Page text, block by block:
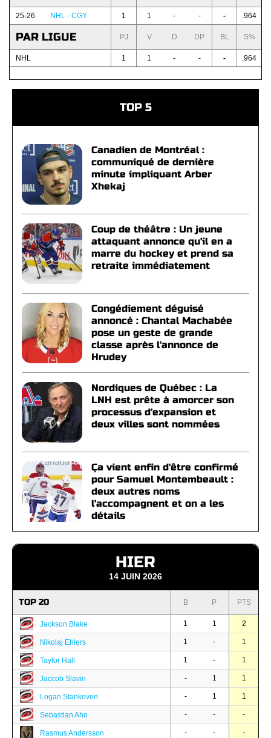
25-26 NHL - CGY 1 1 - - - .964
PAR LIGUE PJ V D DP BL S%
NHL 1 1 - - - .964
TOP 5
Canadien de Montréal :
communiqué de dernière
minute impliquant Arber
Xhekaj
Coup de théâtre : Un jeune
attaquant annonce qu'il en a
marre du hockey et prend sa
retraite immédiatement
Congédiement déguisé
annoncé : Chantal Machabée
pose un geste de grande
classe après l'annonce de
Hrudey
Nordiques de Québec : La
LNH est prête à amorcer son
processus d'expansion et
deux villes sont nommées
Ça vient enfin d'être confirmé
pour Samuel Montembeault :
deux autres noms
l'accompagnent et on a les
détails
HIER
14 JUIN 2026
TOP 20 B P PTS
Jackson Blake 1 1 2
Nikolaj Ehlers 1 - 1
Taylor Hall 1 - 1
Jaccob Slavin - 1 1
Logan Stankoven - 1 1
Sebastian Aho - - -
Rasmus Andersson - - -